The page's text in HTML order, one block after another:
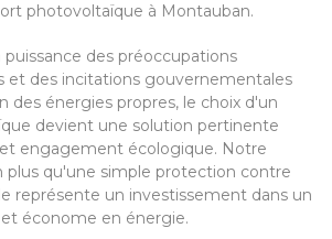
photovoltaïque à Montauban.
des préoccupations
et des incitations gouvernementales
des énergies propres, le choix d'un
devient une solution pertinente
engagement écologique. Notre
plus qu'une simple protection contre
représente un investissement dans un
économe en énergie.